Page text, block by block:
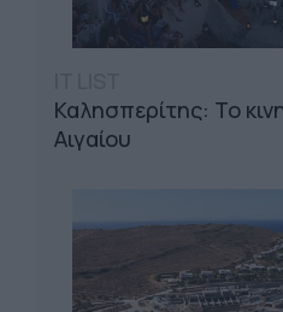
Καλησπερίτης: Το
Αιγαίου